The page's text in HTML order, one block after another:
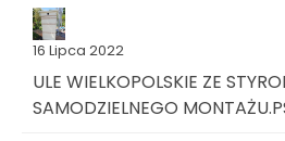
16 Lipca 2022
ULE WIELKOPOLSKIE ZE
SAMODZIELNEGO